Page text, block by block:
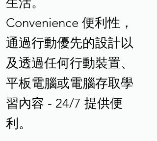
Convenience 便利性，
通過行動優先的設計以
及透過任何行動裝置、
平板電腦或電腦存取學
習內容 - 24/7 提供便
利。